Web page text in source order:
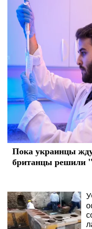
Пока украинцы
британцы решили